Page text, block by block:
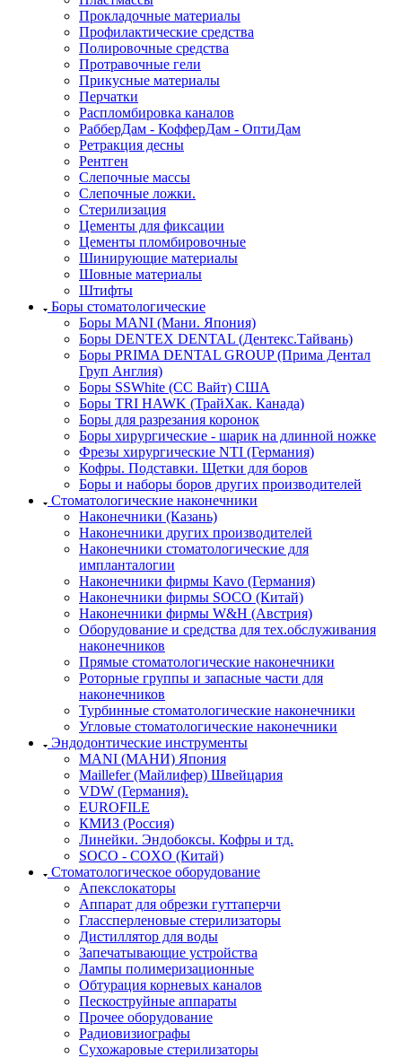
Прокладочные материалы
Профилактические средства
Полировочные средства
Протравочные гели
Прикусные материалы
Перчатки
Распломбировка каналов
РабберДам - КофферДам - ОптиДам
Ретракция десны
Рентген
Слепочные массы
Слепочные ложки.
Стерилизация
Цементы для фиксации
Цементы пломбировочные
Шинирующие материалы
Шовные материалы
Штифты
Боры стоматологические
Боры MANI (Мани. Япония)
Боры DENTEX DENTAL (Дентекс.Тайвань)
Боры PRIMA DENTAL GROUP (Прима Дентал
Груп Англия)
Боры SSWhite (СС Вайт) США
Боры TRI HAWK (ТрайХак. Канада)
Боры для разрезания коронок
Боры хирургические - шарик на длинной ножке
Фрезы хирургические NTI (Германия)
Кофры. Подставки. Щетки для боров
Боры и наборы боров других производителей
Стоматологические наконечники
Наконечники (Казань)
Наконечники других производителей
Наконечники стоматологические для
импланталогии
Наконечники фирмы Kavo (Германия)
Наконечники фирмы SOCO (Китай)
Наконечники фирмы W&H (Австрия)
Оборудование и средства для тех.обслуживания
наконечников
Прямые стоматологические наконечники
Роторные группы и запасные части для
наконечников
Турбинные стоматологические наконечники
Угловые стоматологические наконечники
Эндодонтические инструменты
MANI (МАНИ) Япония
Maillefer (Майлифер) Швейцария
VDW (Германия).
EUROFILE
КМИЗ (Россия)
Линейки. Эндобоксы. Кофры и тд.
SOCO - COXO (Китай)
Стоматологическое оборудование
Апекслокаторы
Аппарат для обрезки гуттаперчи
Глассперленовые стерилизаторы
Дистиллятор для воды
Запечатывающие устройства
Лампы полимеризационные
Обтурация корневых каналов
Пескоструйные аппараты
Прочее оборудование
Радиовизиографы
Сухожаровые стерилизаторы